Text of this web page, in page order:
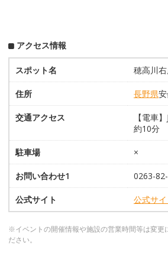
アクセス情報
スポット名 穂高川
住所 長野県
交通アクセス
【電車
約10分
駐車場 ×
お問い合わせ1 0263-
公式サイト 公式サ
※イベントの開催情報や施設の営業時間等は変更
ださい。